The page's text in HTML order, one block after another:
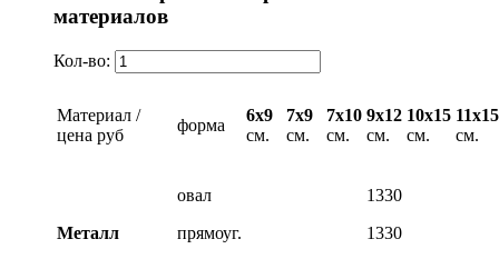
материалов
Кол-во:
Материал /
цена руб
форма
6х9
см.
7х9
см.
7х10
см.
9х12
см.
10х15
см.
11х15
см.
Металл
овал
прямоуг.
1330
1330